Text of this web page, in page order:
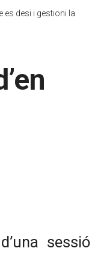
es desi i gestioni la
sessió